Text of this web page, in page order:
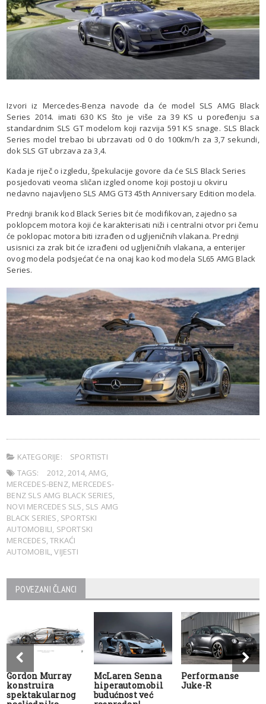
Izvori iz Mercedes-Benza navode da će model SLS AMG Black
Series 2014. imati 630 KS što je više za 39 KS u poređenju sa
standardnim SLS GT modelom koji razvija 591 KS snage. SLS Black
Series model trebao bi ubrzavati od 0 do 100km/h za 3,7 sekundi,
dok SLS GT ubrzava za 3,4.
Kada je riječ o izgledu, špekulacije govore da će SLS Black Series
posjedovati veoma sličan izgled onome koji postoji u okviru
nedavno najavljeno SLS AMG GT3 45th Anniversary Edition modela.
Prednji branik kod Black Series bit će modifikovan, zajedno sa
poklopcem motora koji će karakterisati niži i centralni otvor pri čemu
će poklopac motora biti izrađen od ugljeničnih vlakana. Prednji
usisnici za zrak bit će izrađeni od ugljeničnih vlakana, a enterijer
ovog modela podsjećat će na onaj kao kod modela SL65 AMG Black
Series.
KATEGORIJE:
SPORTISTI
TAGS:
2012,2014,AMG,
MERCEDES-BENZ, MERCEDES-
BENZ SLS AMG BLACK SERIES,
NOVI MERCEDES SLS, SLS AMG
BLACK SERIES, SPORTSKI
AUTOMOBILI, SPORTSKI
MERCEDES,TRKAĆI
AUTOMOBIL,VIJESTI
POVEZANI ČLANCI
Gordon Murray
konstruira
spektakularnog
McLaren Senna
hiperautomobil
budućnost već
Performanse
Juke-R